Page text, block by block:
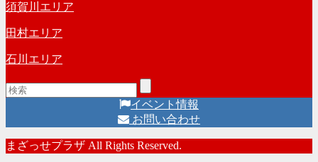
須賀川エリア
田村エリア
石川エリア
イベント情報
お問い合わせ
まざっせプラザ All Rights Reserved.